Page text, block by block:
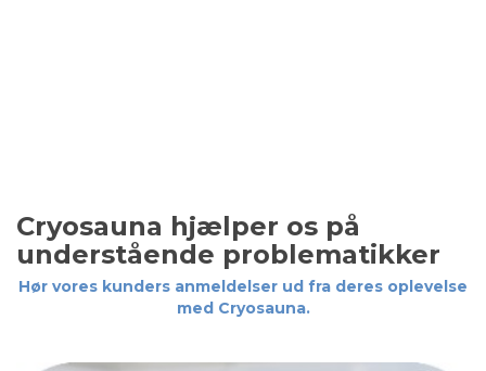
Cryosauna hjælper os på
understående problematikker
Hør vores kunders anmeldelser ud fra deres oplevelse
med Cryosauna.